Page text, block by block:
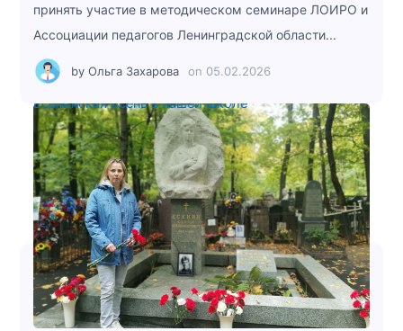
принять участие в методическом семинаре ЛОИРО и
Ассоциации педагогов Ленинградской области...
byОльга Захарова on 05.02.2026
Есенинская осень в нашей школе